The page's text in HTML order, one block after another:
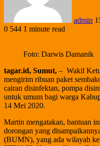
admin
0 544 1 minute read
Foto: Darwis Damanik
tagar.id, Sumut, – Wakil
mengirim ribuan paket
cairan disinfektan, pompa
untuk umum bagi warga
14 Mei 2020.
Martin mengatakan, bantuan
dorongan yang
(BUMN), yang ada wilayah